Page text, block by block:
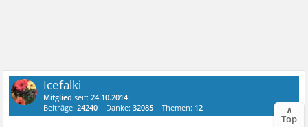
Icefalki
Mitglied seit:24.10.2014
Beiträge:24240 Danke:32085 Themen: 12 ∧
Top